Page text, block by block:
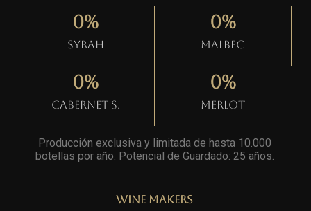
Syrah
0%
Malbec
0%
Cabernet S.
0%
Merlot
0%
Producción exclusiva y limitada de hasta 10.000
botellas por año. Potencial de Guardado: 25 años.
Wine Makers